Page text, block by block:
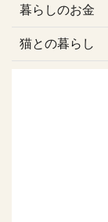
暮らしのお金
猫との暮らし